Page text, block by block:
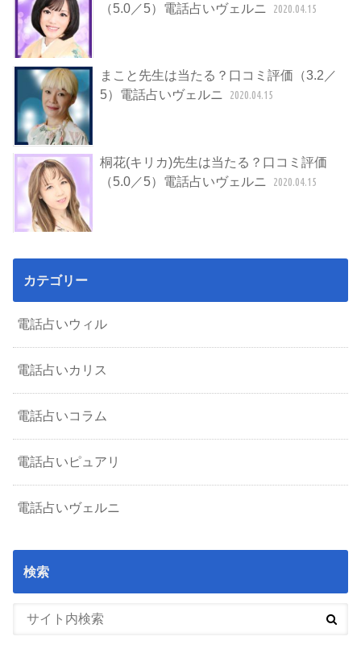
（5.0／5）電話占いヴェルニ
2020.04.15
まこと先生は当たる？口コミ評価（3.2／
5）電話占いヴェルニ
2020.04.15
桐花(キリカ)先生は当たる？口コミ評価
（5.0／5）電話占いヴェルニ
2020.04.15
カテゴリー
電話占いウィル
電話占いカリス
電話占いコラム
電話占いピュアリ
電話占いヴェルニ
検索